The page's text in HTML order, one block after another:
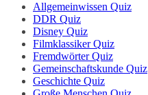
Allgemeinwissen Quiz
DDR Quiz
Disney Quiz
Filmklassiker Quiz
Fremdwörter Quiz
Gemeinschaftskunde Quiz
Geschichte Quiz